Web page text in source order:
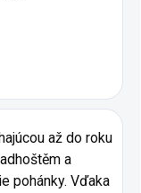
až do roku
a
pohánky. Vďaka